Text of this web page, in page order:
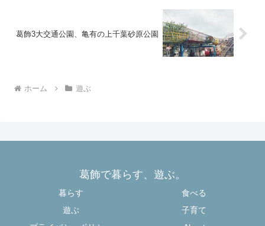
葛飾3大交通公園、亀有の上千葉砂原公園
ホーム 遊ぶ
葛飾で暮らす、遊ぶ。
暮らす
食べる
遊ぶ
子育て